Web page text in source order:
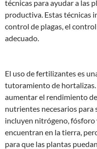
técnicas para ayudar a las
productiva. Estas técnicas
control de plagas, el
adecuado.
El uso de fertilizantes es
tutoramiento de
aumentar el rendimiento
nutrientes necesarios
incluyen nitrógeno,
encuentran en la tierra,
para que las plantas